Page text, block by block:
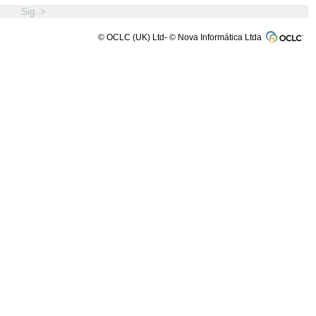
Sig. >
© OCLC (UK) Ltd- © Nova Informática Ltda